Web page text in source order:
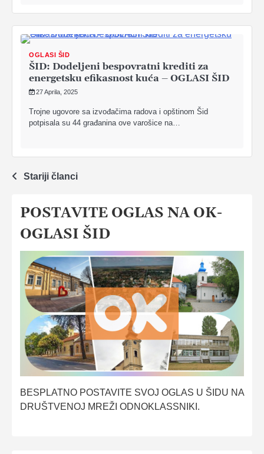
OGLASI ŠID
ŠID: Dodeljeni bespovratni krediti za
energetsku efikasnost kuća – OGLASI ŠID
27 Aprila, 2025
Trojne ugovore sa izvođačima radova i opštinom Šid
potpisala su 44 građanina ove varošice na…
Navigacija
Stariji članci
POSTAVITE OGLAS NA OK-
OGLASI ŠID
BESPLATNO POSTAVITE SVOJ OGLAS U ŠIDU NA
DRUŠTVENOJ MREŽI ODNOKLASSNIKI.